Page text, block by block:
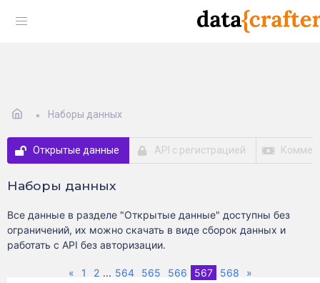
Наборы данных
Открытые данные API с регистрацией
Наборы данных
Все данные в разделе "Открытые данные" доступны без
ограничений, их можно скачать в виде сборок данных и
работать с API без авторизации.
«Previous
1 2 ... 564 565 566 567(current)
568 »Next